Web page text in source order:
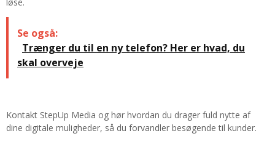
Se også:
Trænger du til en ny telefon? Her er hvad, du
skal overveje
Kontakt StepUp Media og hør hvordan du drager fuld nytte af
dine digitale muligheder, så du forvandler besøgende til kunder.